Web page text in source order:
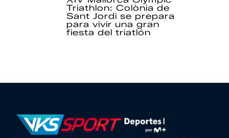
Triathlon: Colònia de
Sant Jordi se prepara
para vivir una gran
fiesta del triatlón